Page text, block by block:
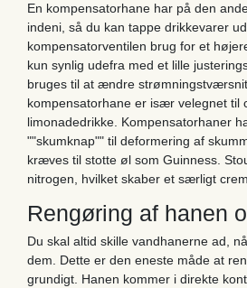
En kompensatorhane har på den
indeni, så du kan tappe drikkevarer
kompensatorventilen brug for et
kun synlig udefra med et lille
bruges til at ændre
kompensatorhane er især velegnet til
limonadedrikke. Kompensatorhaner
""skumknap"" til deformering af
kræves til stotte øl som Guinness.
nitrogen, hvilket skaber et særligt
Rengøring af hanen
Du skal altid skille vandhanerne ad,
dem. Dette er den eneste måde at
grundigt. Hanen kommer i direkte